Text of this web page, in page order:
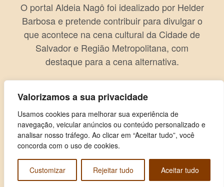
Valorizamos a sua privacidade
Usamos cookies para melhorar sua experiência de
navegação, veicular anúncios ou conteúdo personalizado e
analisar nosso tráfego. Ao clicar em “Aceitar tudo”, você
concorda com o uso de cookies.
Customizar Rejeitar tudo Aceitar tudo
O portal Aldeia Nagô foi idealizado por Helder
Barbosa e pretende contribuir para divulgar o
que acontece na cena cultural da Cidade de
Salvador e Região Metropolitana, com
destaque para a cena alternativa.